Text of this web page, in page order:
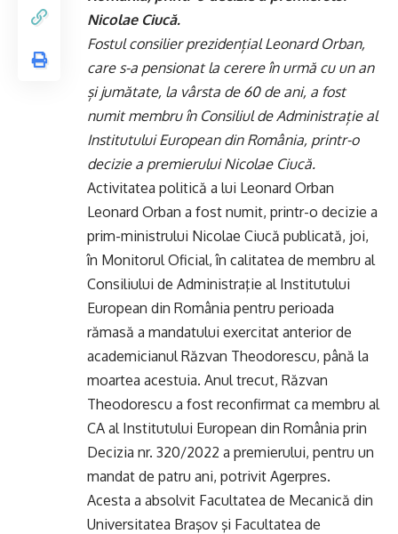
Nicolae Ciucă.
Fostul consilier prezidențial Leonard Orban,
care s-a pensionat la cerere în urmă cu un an
și jumătate, la vârsta de 60 de ani, a fost
numit membru în Consiliul de Administrație al
Institutului European din România, printr-o
decizie a premierului Nicolae Ciucă.
Activitatea politică a lui Leonard Orban
Leonard Orban a fost numit, printr-o decizie a
prim-ministrului Nicolae Ciucă publicată, joi,
în Monitorul Oficial, în calitatea de membru al
Consiliului de Administraţie al Institutului
European din România pentru perioada
rămasă a mandatului exercitat anterior de
academicianul Răzvan Theodorescu, până la
moartea acestuia. Anul trecut, Răzvan
Theodorescu a fost reconfirmat ca membru al
CA al Institutului European din România prin
Decizia nr. 320/2022 a premierului, pentru un
mandat de patru ani, potrivit Agerpres.
Acesta a absolvit Facultatea de Mecanică din
Universitatea Braşov şi Facultatea de